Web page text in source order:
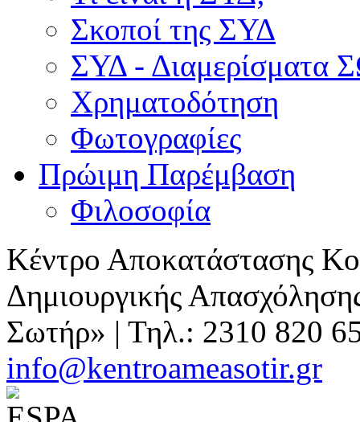
Σκοποί της ΣΥΔ
ΣΥΔ - Διαμερίσματα
Χρηματοδότηση
Φωτογραφίες
Πρώιμη Παρέμβαση
Φιλοσοφία
Κέντρο Αποκατάστασης
Δημιουργικής
Σωτήρ» | Τηλ.: 2310 820
info@kentroameasotir.gr